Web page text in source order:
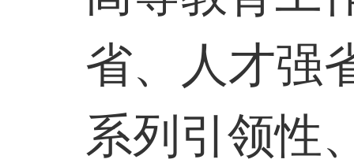
省、人才强
系列引领性